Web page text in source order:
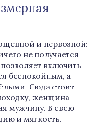
и нервозной:
не получается
включить
беспокойным, а
Сюда стоит
женщина
мужчину. В свою
и мягкость.